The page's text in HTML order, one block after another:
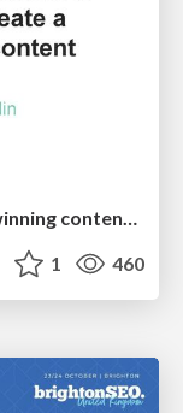
The B2B funnel & how to create a winning content strategy
1 460